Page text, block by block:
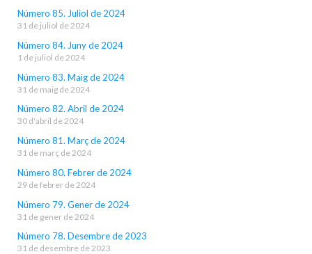
Número 85. Juliol de 2024
31 de juliol de 2024
Número 84. Juny de 2024
1 de juliol de 2024
Número 83. Maig de 2024
31 de maig de 2024
Número 82. Abril de 2024
30 d'abril de 2024
Número 81. Març de 2024
31 de març de 2024
Número 80. Febrer de 2024
29 de febrer de 2024
Número 79. Gener de 2024
31 de gener de 2024
Número 78. Desembre de 2023
31 de desembre de 2023